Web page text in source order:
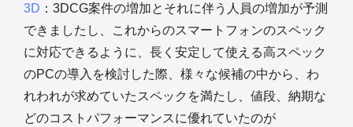
3D ：3DCG案件の増加とそれに伴う人員の増加が予測
できましたし、これからのスマートフォンのスペック
に対応できるように、長く安定して使える高スペック
のPCの導入を検討した際、様々な候補の中から、わ
れわれが求めていたスペックを満たし、値段、納期な
どのコストパフォーマンスに優れていたのが